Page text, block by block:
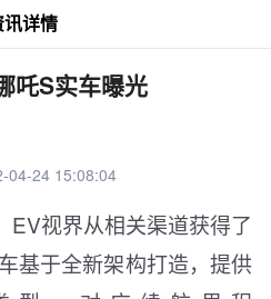
讯详情
吒S实车曝光
04-24 15:08:04
EV视界从相关渠道获得了
基于全新架构打造，提供